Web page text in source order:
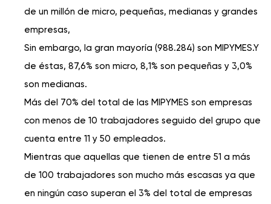
de un millón de micro, pequeñas, medianas y grandes
empresas,
Sin embargo, la gran mayoría (988.284) son MIPYMES.Y
de éstas, 87,6% son micro, 8,1% son pequeñas y 3,0%
son medianas.
Más del 70% del total de las MIPYMES son empresas
con menos de 10 trabajadores seguido del grupo que
cuenta entre 11 y 50 empleados.
Mientras que aquellas que tienen de entre 51 a más
de 100 trabajadores son mucho más escasas ya que
en ningún caso superan el 3% del total de empresas